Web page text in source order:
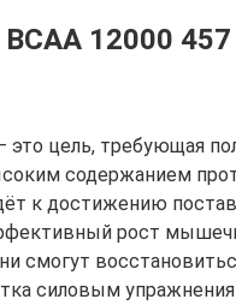
12000 457
цель, требующая
содержанием
к достижению
рост
смогут
силовым